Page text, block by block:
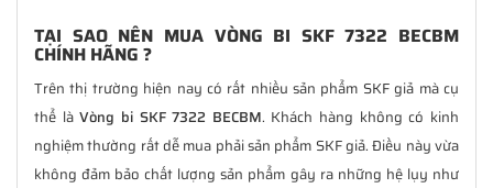
TẠI SAO NÊN MUA VÒNG BI SKF 7322 BECBM
CHÍNH HÃNG ?
Trên thị trường hiện nay có rất nhiều sản phẩm SKF giả mà cụ
thể làVòng bi SKF 7322 BECBM. Khách hàng không có kinh
nghiệm thường rất dễ mua phải sản phẩm SKF giả. Điều này vừa
không đảm bảo chất lượng sản phẩm gây ra những hệ lụy như